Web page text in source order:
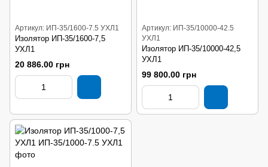
Артикул: ИП-35/1600-7.5 УХЛ1
Изолятор ИП-35/1600-7,5
УХЛ1
20 886.00 грн
Артикул: ИП-35/10000-42.5
УХЛ1
Изолятор ИП-35/10000-42,5
УХЛ1
99 800.00 грн